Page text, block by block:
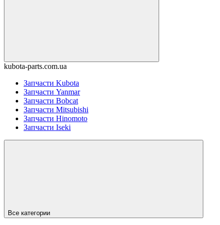
kubota-parts.com.ua
Запчасти Kubota
Запчасти Yanmar
Запчасти Bobcat
Запчасти Mitsubishi
Запчасти Hinomoto
Запчасти Iseki
Все категории